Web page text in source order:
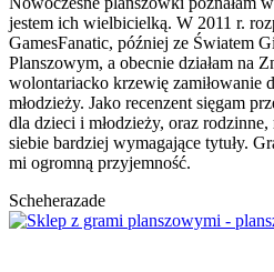
jestem ich wielbicielką. W 2011 r.
GamesFanatic, później ze Światem
Planszowym, a obecnie działam na
wolontariacko krzewię zamiłowanie
młodzieży. Jako recenzent sięgam
dla dzieci i młodzieży, oraz
siebie bardziej wymagające tytuły.
mi ogromną przyjemność.
Scheherazade